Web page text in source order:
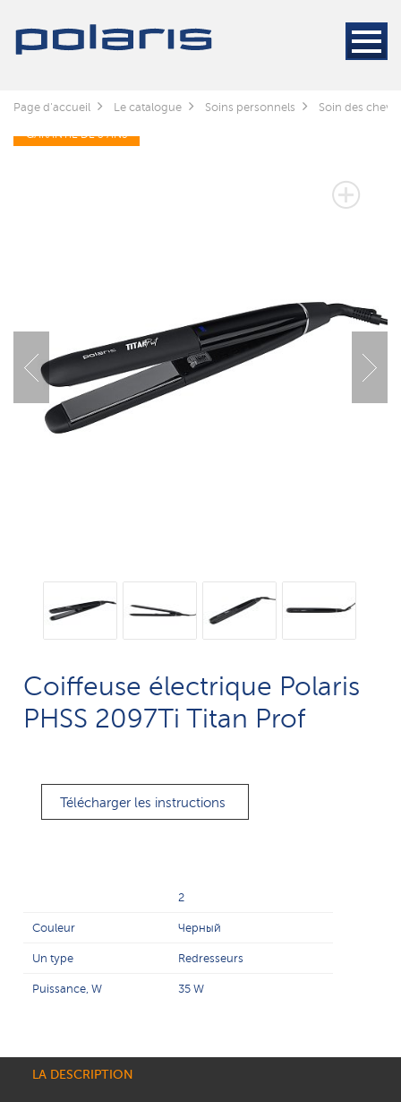
Page d'accueil Le catalogue Soins personnels Soin des
GARANTIE DE 3 ANS
Coiffeuse électrique Polaris
PHSS 2097Ti Titan Prof
Télécharger les instructions
2
Couleur Черный
Un type Redresseurs
Puissance, W 35 W
LA DESCRIPTION